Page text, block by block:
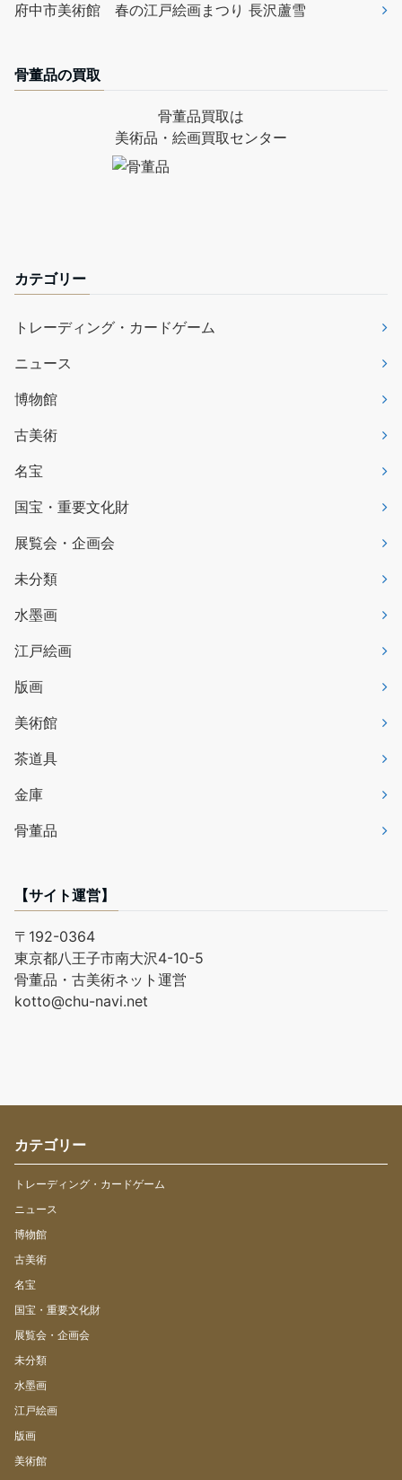
府中市美術館 春の江戸絵画まつり 長沢蘆雪
骨董品の買取
骨董品買取は
美術品・絵画買取センター
カテゴリー
トレーディング・カードゲーム
ニュース
博物館
古美術
名宝
国宝・重要文化財
展覧会・企画会
未分類
水墨画
江戸絵画
版画
美術館
茶道具
金庫
骨董品
【サイト運営】
〒192-0364
東京都八王子市南大沢4-10-5
骨董品・古美術ネット運営
kotto@chu-navi.net
カテゴリー
トレーディング・カードゲーム
ニュース
博物館
古美術
名宝
国宝・重要文化財
展覧会・企画会
未分類
水墨画
江戸絵画
版画
美術館